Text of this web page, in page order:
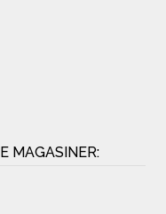
MAGASINER: